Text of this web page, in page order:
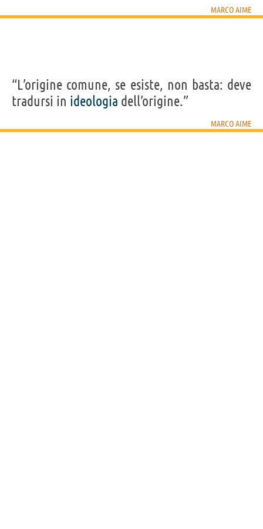
MARCO AIME
“L’origine comune, se esiste, non basta: deve
tradursi in ideologia dell’origine.”
MARCO AIME